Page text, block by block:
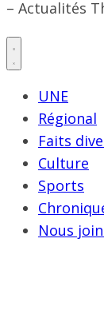
– Actualités
UNE
Régional
Faits
Culture
Sports
Nous